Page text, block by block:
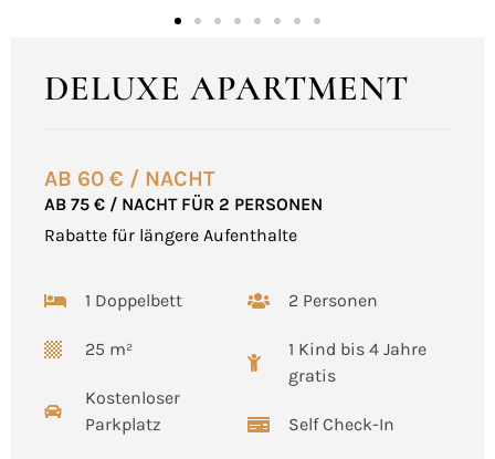
DELUXE APARTMENT
AB 60 € / NACHT
AB 75 € / NACHT FÜR 2 PERSONEN
Rabatte für längere Aufenthalte
1 Doppelbett
25 m²
Kostenloser
Parkplatz
2 Personen
1 Kind bis 4 Jahre
gratis
Self Check-In